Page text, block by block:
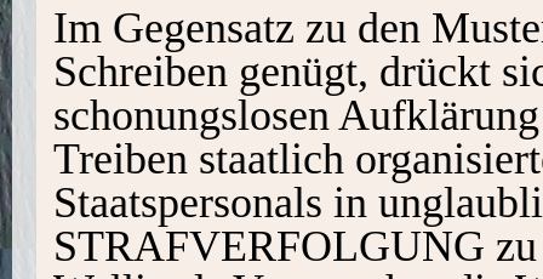
Im Gegensatz zu den
Schreiben genügt, drückt
schonungslosen
Treiben staatlich
Staatspersonals in
STRAFVERFOLGUNG zu